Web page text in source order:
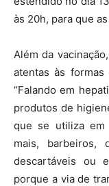
às 20h, para que
Além da
atentas às
“Falando em
produtos de
que se utiliza em
mais, barbeiros,
descartáveis ou
porque a via de